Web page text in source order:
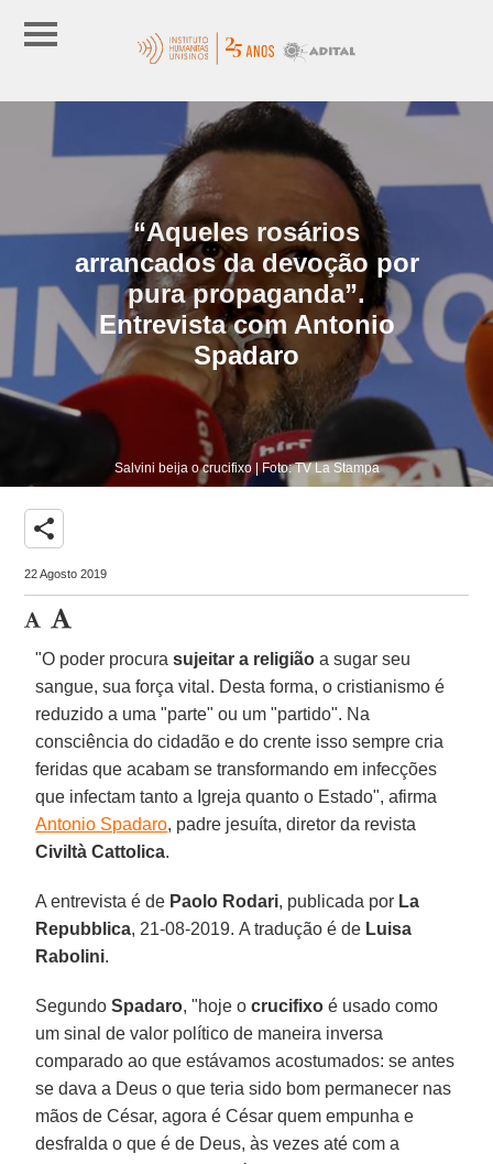
“Aqueles rosários
arrancados da devoção por
pura propaganda”.
Entrevista com Antonio
Spadaro
Salvini beija o crucifixo | Foto: TV La Stampa
share
22 Agosto 2019
"O poder procurasujeitar a religião a sugar seu
sangue, sua força vital. Desta forma, o cristianismo é
reduzido a uma "parte" ou um "partido". Na
consciência do cidadão e do crente isso sempre cria
feridas que acabam se transformando em infecções
que infectam tanto a Igreja quanto o Estado", afirma
Antonio Spadaro, padre jesuíta, diretor da revista
Civiltà Cattolica.
A entrevista é de Paolo Rodari, publicada por La
Repubblica, 21-08-2019. A tradução é de Luisa
Rabolini.
SegundoSpadaro, "hoje ocrucifixo é usado como
um sinal de valor político de maneira inversa
comparado ao que estávamos acostumados: se antes
se dava a Deus o que teria sido bom permanecer nas
mãos de César, agora é César quem empunha e
desfralda o que é de Deus, às vezes até com a